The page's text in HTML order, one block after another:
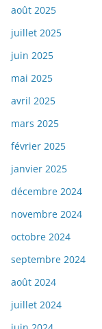
août 2025
juillet 2025
juin 2025
mai 2025
avril 2025
mars 2025
février 2025
janvier 2025
décembre 2024
novembre 2024
octobre 2024
septembre 2024
août 2024
juillet 2024